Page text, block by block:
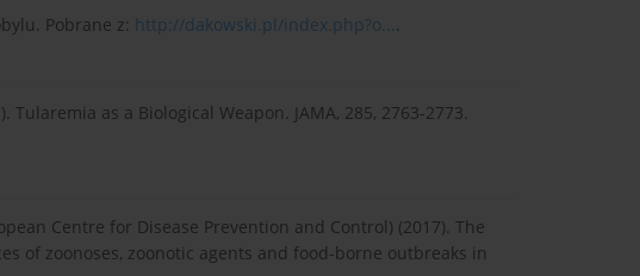
Pobrane z: http://dakowski.pl/index.php?o....
Tularemia as a Biological Weapon. JAMA, 285, 2763-2773.
Centre for Disease Prevention and Control) (2017). The
of zoonoses, zoonotic agents and food-borne outbreaks in